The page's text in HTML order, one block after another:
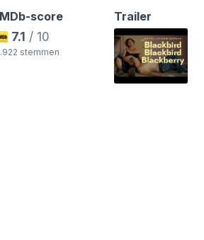
score
7.1 / 10
stemmen
Trailer